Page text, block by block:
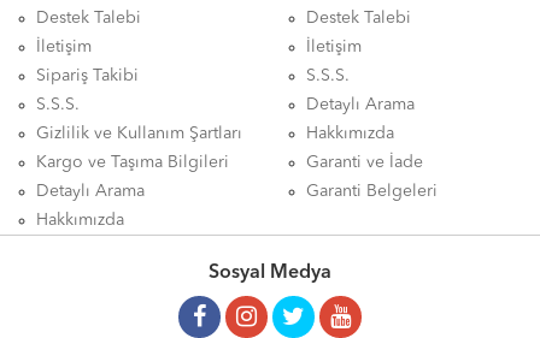
Destek Talebi
İletişim
Sipariş Takibi
S.S.S.
Gizlilik ve Kullanım Şartları
Kargo ve Taşıma Bilgileri
Detaylı Arama
Hakkımızda
Destek Talebi
İletişim
S.S.S.
Detaylı Arama
Hakkımızda
Garanti ve İade
Garanti Belgeleri
Sosyal Medya